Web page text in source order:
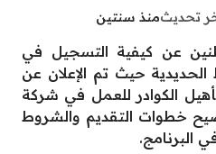
تحديثمنذ سنتين
عن كيفية التسجيل في
حيث تم الإعلان عن
الكوادر للعمل في شركة
خطوات التقديم والشروط
البرنامج.